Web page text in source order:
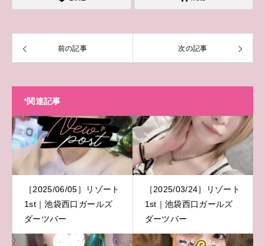
前の記事 次の記事
*関連記事
［2025/06/05］リゾート
1st｜池袋西口ガールズ
ダーツバー
［2025/03/24］リゾート
1st｜池袋西口ガールズ
ダーツバー